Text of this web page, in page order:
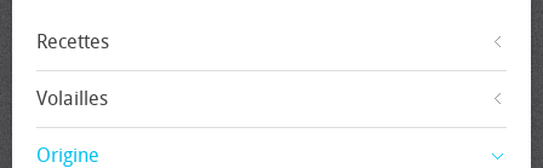
Recettes
Volailles
Origine